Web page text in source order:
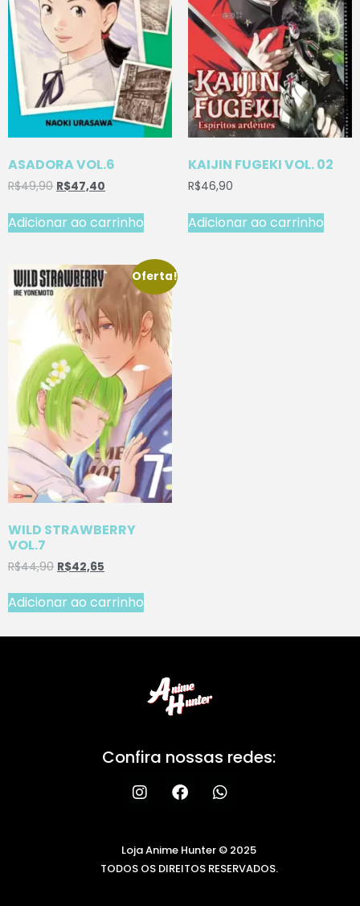
ASADORA VOL.6
R$49,90 R$47,40
Adicionar ao carrinho
KAIJIN FUGEKI VOL. 02
R$46,90
Adicionar ao carrinho
Oferta!
WILD STRAWBERRY
VOL.7
R$44,90 R$42,65
Adicionar ao carrinho
Confira nossas redes:
Loja Anime Hunter © 2025
TODOS OS DIREITOS RESERVADOS.